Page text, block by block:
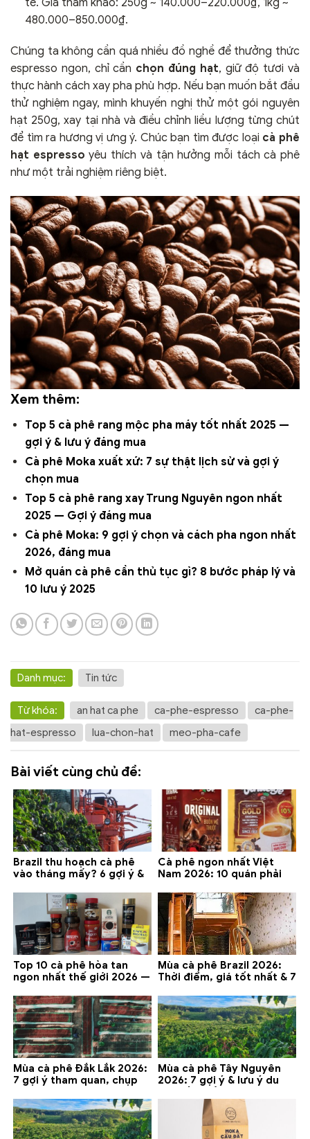
480.000–850.000₫.
Chúng ta không cần quá nhiều đồ nghề để thưởng thức
espresso ngon, chỉ cần chọn đúng hạt, giữ độ tươi và
thực hành cách xay pha phù hợp. Nếu bạn muốn bắt đầu
thử nghiệm ngay, mình khuyến nghị thử một gói nguyên
hạt 250g, xay tại nhà và điều chỉnh liều lượng từng chút
để tìm ra hương vị ưng ý. Chúc bạn tìm được loại cà phê
hạt espresso yêu thích và tận hưởng mỗi tách cà phê
như một trải nghiệm riêng biệt.
Xem thêm:
Top 5 cà phê rang mộc pha máy tốt nhất 2025 —
gợi ý & lưu ý đáng mua
Cà phê Moka xuất xứ: 7 sự thật lịch sử và gợi ý
chọn mua
Top 5 cà phê rang xay Trung Nguyên ngon nhất
2025 — Gợi ý đáng mua
Cà phê Moka: 9 gợi ý chọn và cách pha ngon nhất
2026, đáng mua
Mở quán cà phê cần thủ tục gì? 8 bước pháp lý và
10 lưu ý 2025
Danh mục: Tin tức
Từ khóa: an hat ca phe ca-phe-espresso
ca-phe-
hat-espresso
lua-chon-hat meo-pha-cafe
Bài viết cùng chủ đề:
Brazil thu hoạch cà phê
vào tháng mấy? 6 gợi ý &
Cà phê ngon nhất Việt
Nam 2026: 10 quán phải
Lạt
Top 10 cà phê hòa tan
ngon nhất thế giới 2026 —
Mùa cà phê Brazil 2026:
Thời điểm, giá tốt nhất & 7
Mùa cà phê Đắk Lắk 2026:
7 gợi ý tham quan, chụp
Mùa cà phê Tây Nguyên
2026: 7 gợi ý & lưu ý du